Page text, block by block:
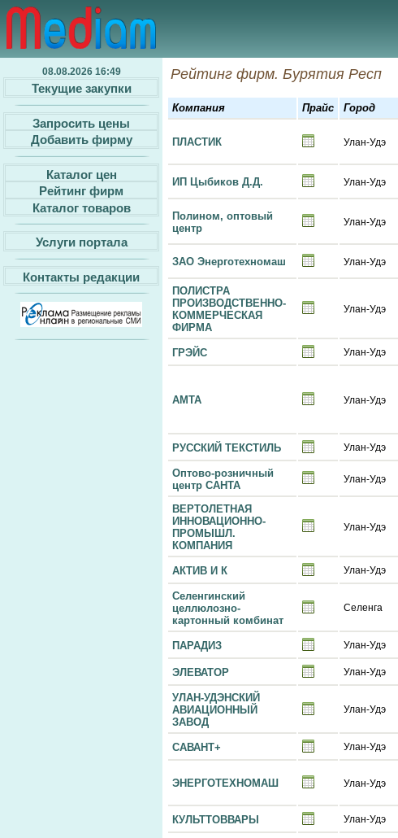
08.08.2026 16:49
Текущие закупки
Запросить цены
Добавить фирму
Каталог цен
Рейтинг фирм
Каталог товаров
Услуги портала
Контакты редакции
Рейтинг фирм. Бурятия Респ
Компания Прайс Город
ПЛАСТИК Улан-Удэ
ИП Цыбиков Д.Д. Улан-Удэ
Полином, оптовый
центр
Улан-Удэ
ЗАО Энерготехномаш Улан-Удэ
ПОЛИСТРА
ПРОИЗВОДСТВЕННО-
КОММЕРЧЕСКАЯ
ФИРМА
Улан-Удэ
ГРЭЙС Улан-Удэ
АМТА Улан-Удэ
РУССКИЙ ТЕКСТИЛЬ Улан-Удэ
Оптово-розничный
центр САНТА
Улан-Удэ
ВЕРТОЛЕТНАЯ
ИННОВАЦИОННО-
ПРОМЫШЛ.
КОМПАНИЯ
Улан-Удэ
АКТИВ И К Улан-Удэ
Селенгинский
целлюлозно-
картонный комбинат
Селенга
ПАРАДИЗ Улан-Удэ
ЭЛЕВАТОР Улан-Удэ
УЛАН-УДЭНСКИЙ
АВИАЦИОННЫЙ
ЗАВОД
Улан-Удэ
САВАНТ+ Улан-Удэ
ЭНЕРГОТЕХНОМАШ Улан-Удэ
КУЛЬТТОВВАРЫ Улан-Удэ